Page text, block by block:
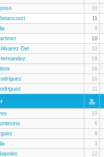
10
11
8
10
Del 10
18
16
16
11
JL
19
6
8
3
12